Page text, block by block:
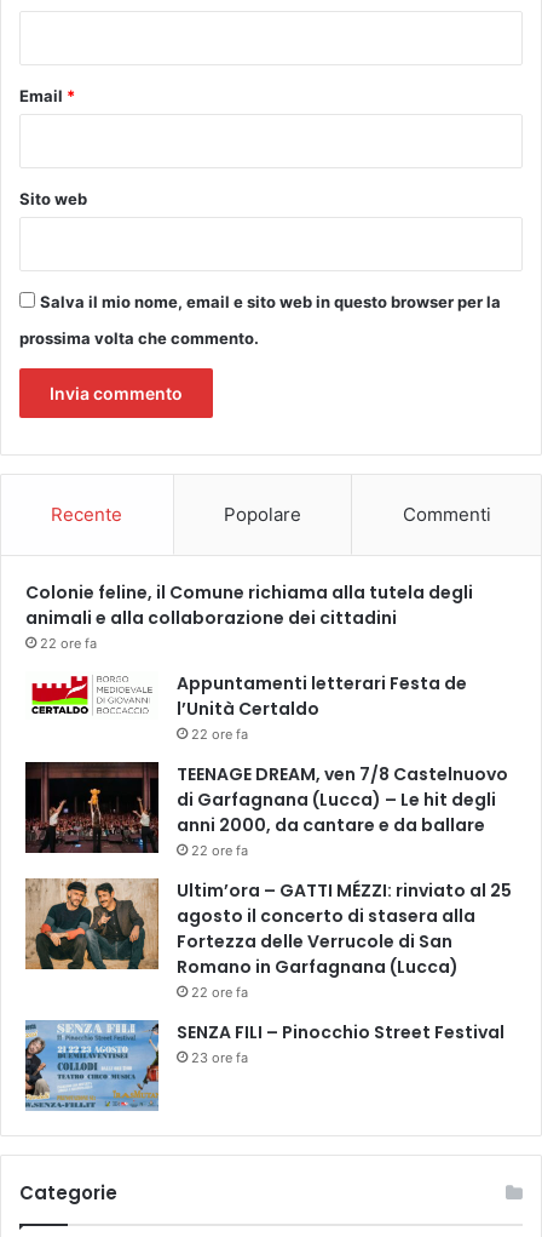
i
i
n
e
c
n
e
Email *
Sito web
Salva il mio nome, email e sito web in questo browser per la
prossima volta che commento.
Recente Popolare Commenti
Colonie feline, il Comune richiama alla tutela degli
animali e alla collaborazione dei cittadini
22 ore fa
Appuntamenti letterari Festa de
l’Unità Certaldo
22 ore fa
TEENAGE DREAM, ven 7/8 Castelnuovo
di Garfagnana (Lucca) – Le hit degli
anni 2000, da cantare e da ballare
22 ore fa
Ultim’ora – GATTI MÉZZI: rinviato al 25
agosto il concerto di stasera alla
Fortezza delle Verrucole di San
Romano in Garfagnana (Lucca)
22 ore fa
SENZA FILI – Pinocchio Street Festival
23 ore fa
Categorie